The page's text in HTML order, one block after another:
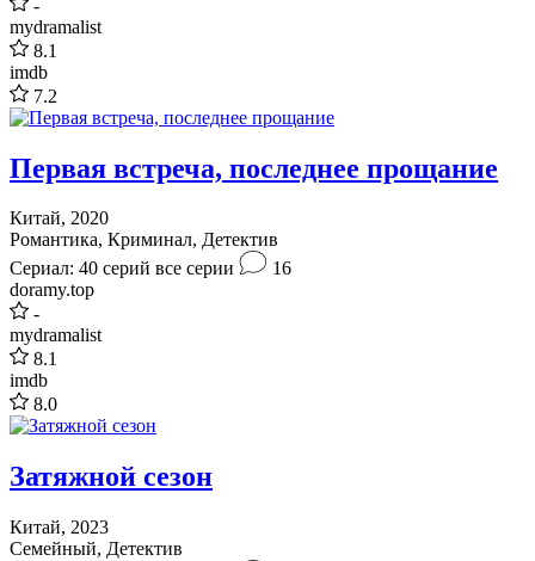
-
mydramalist
8.1
imdb
7.2
Первая встреча, последнее прощание
Китай, 2020
Романтика, Криминал, Детектив
Сериал: 40 серий все серии
16
doramy.top
-
mydramalist
8.1
imdb
8.0
Затяжной сезон
Китай, 2023
Семейный, Детектив